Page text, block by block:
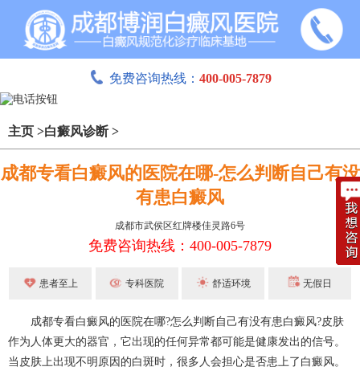
免费咨询热线： 400-005-7879
主页 >白癜风诊断 >
成都专看白癜风的医院在哪-怎么判断自己有没
有患白癜风
成都市武侯区红牌楼佳灵路6号
免费咨询热线：400-005-7879
患者至上 专科医院 舒适环境 无假日
成都专看白癜风的医院在哪?怎么判断自己有没有患白癜风?皮肤
作为人体更大的器官，它出现的任何异常都可能是健康发出的信号。
当皮肤上出现不明原因的白斑时，很多人会担心是否患上了白癜风。